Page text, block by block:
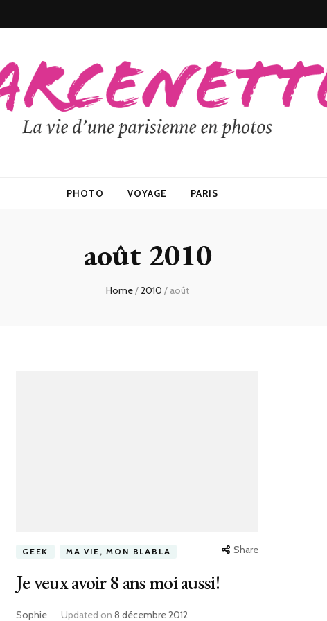
PHOTO VOYAGE PARIS
août 2010
Home/2010 / août
GEEK MA VIE, MON BLABLA Share
Je veux avoir 8 ans moi aussi!
Sophie Updated on 8 décembre 2012